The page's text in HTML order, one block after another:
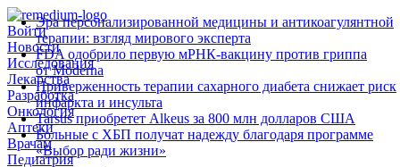
Войти
Новости
Исследования
Лекарства
Разработка
Онкология
Аптеки
Врачам
Педиатрия
Эра персонализированной медицины и антикоагулянтной
терапии: взгляд мирового эксперта
FDA одобрило первую мРНК‑вакцину против гриппа
от Moderna
Приверженность терапии сахарного диабета снижает риск
инфаркта и инсульта
Tarsus приобретет Alkeus за 800 млн долларов США
Больные с ХБП получат надежду благодаря программе
«Выбор ради жизни»